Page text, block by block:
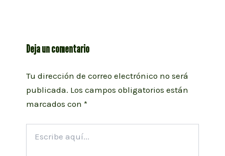
Deja un comentario
Tu dirección de correo electrónico no será
publicada. Los campos obligatorios están
marcados con *
aquí...